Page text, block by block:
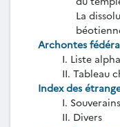
La
Archontes
I. Liste
II. Tableau
Index des
I.
II. Divers